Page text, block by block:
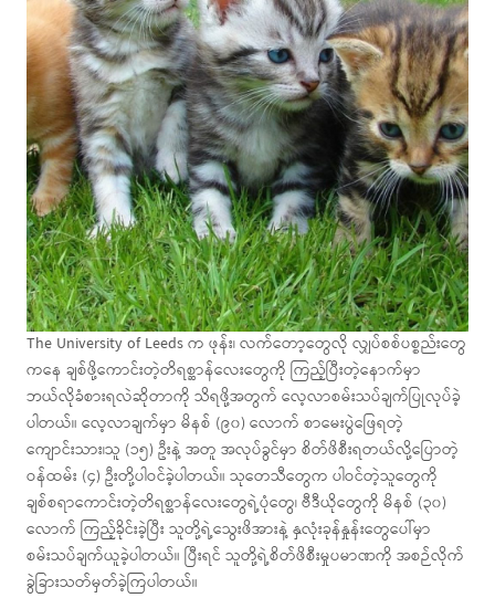
The University of Leeds က ဖုန်း၊ လက်တော့တွေလို လျှပ်စစ်ပစ္စည်းတွေ
ကနေ ချစ်ဖို့ကောင်းတဲ့တိရစ္ဆာန်လေးတွေကို ကြည့်ပြီးတဲ့နောက်မှာ
ဘယ်လိုခံစားရလဲဆိုတာကို သိရဖို့အတွက် လေ့လာစမ်းသပ်ချက်ပြုလုပ်ခဲ့
ပါတယ်။ လေ့လာချက်မှာ မိနစ် (၉၀) လောက် စာမေးပွဲဖြေရတဲ့
ကျောင်းသား၊သူ (၁၅) ဦးနဲ့ အတူ အလုပ်ခွင်မှာ စိတ်ဖိစီးရတယ်လို့ပြောတဲ့
ဝန်ထမ်း (၄) ဦးတို့ပါဝင်ခဲ့ပါတယ်။ သုတေသီတွေက ပါဝင်တဲ့သူတွေကို
ချစ်စရာကောင်းတဲ့တိရစ္ဆာန်လေးတွေရဲ့ပုံတွေ၊ ဗီဒီယိုတွေကို မိနစ် (၃၀)
လောက် ကြည့်ခိုင်းခဲ့ပြီး သူတို့ရဲ့သွေးဖိအားနဲ့ နှလုံးခုန်နှုန်းတွေပေါ်မှာ
စမ်းသပ်ချက်ယူခဲ့ပါတယ်။ ပြီးရင် သူတို့ရဲ့စိတ်ဖိစီးမှုပမာဏကို အစဉ်လိုက်
ခွဲခြားသတ်မှတ်ခဲ့ကြပါတယ်။